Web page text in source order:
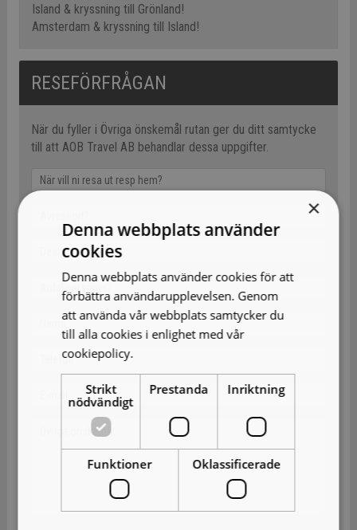
Island & kryssning till Grönland!
Amsterdam & kryssning till Island!
RESEFÖRFRÅGAN
När du fyller i Övriga önskemål rutan ger du ditt samtycke
till att AOB Travel AB behandlar dessa uppgifter.
×
Denna webbplats använder
cookies
Denna webbplats använder cookies för att
förbättra användarupplevelsen. Genom
att använda vår webbplats samtycker du
till alla cookies i enlighet med vår
cookiepolicy.
Strikt
nödvändigt
Prestanda Inriktning
Funktioner Oklassificerade